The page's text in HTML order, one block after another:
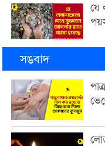
যে
সঙবাদ